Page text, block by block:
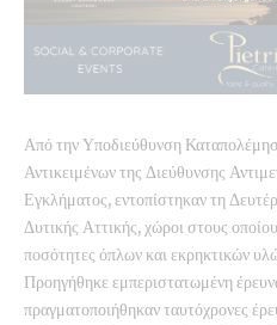
Από την Υποδιεύθυνση
Αντικειμένων της Διεύθυνσης
Εγκλήματος, εντοπίστηκαν τη
Δυτικής Αττικής, χώροι στους
ποσότητες όπλων και εκρηκτικών
Προηγήθηκε εμπεριστατωμένη
πραγματοποιήθηκαν ταυτόχρονες